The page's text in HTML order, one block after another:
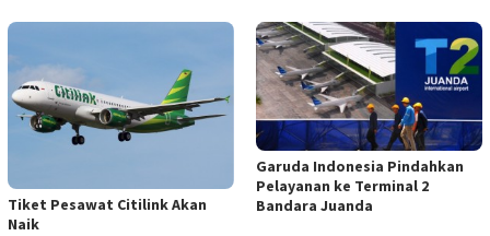
Tiket Pesawat Citilink Akan
Naik
Garuda Indonesia Pindahkan
Pelayanan ke Terminal 2
Bandara Juanda